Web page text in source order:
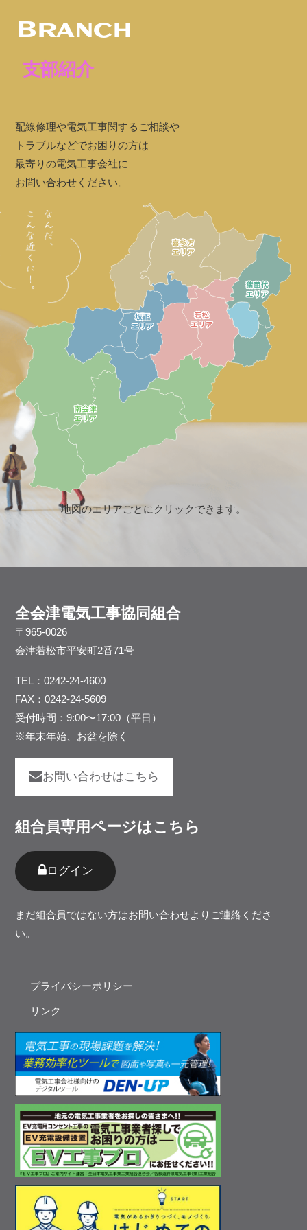
Branch
支部紹介
配線修理や電気工事関するご相談や
トラブルなどでお困りの方は
最寄りの電気工事会社に
お問い合わせください。
地図のエリアごとにクリックできます。
全会津電気⼯事協同組合
〒965-0026
会津若松市平安町2番71号
TEL：0242-24-4600
FAX：0242-24-5609
受付時間：9:00〜17:00（平日）
※年末年始、お盆を除く
お問い合わせはこちら
組合員専用ページはこちら
ログイン
まだ組合員ではない⽅はお問い合わせよりご連絡くださ
い。
プライバシーポリシー
リンク